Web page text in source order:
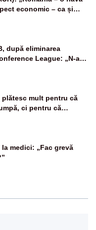
economic – ca și
din ultimii 36 de
după eliminarea
League: „N-ai
evidență și lucrurile
plătesc mult pentru că
ci pentru că
scump
medici: „Fac grevă